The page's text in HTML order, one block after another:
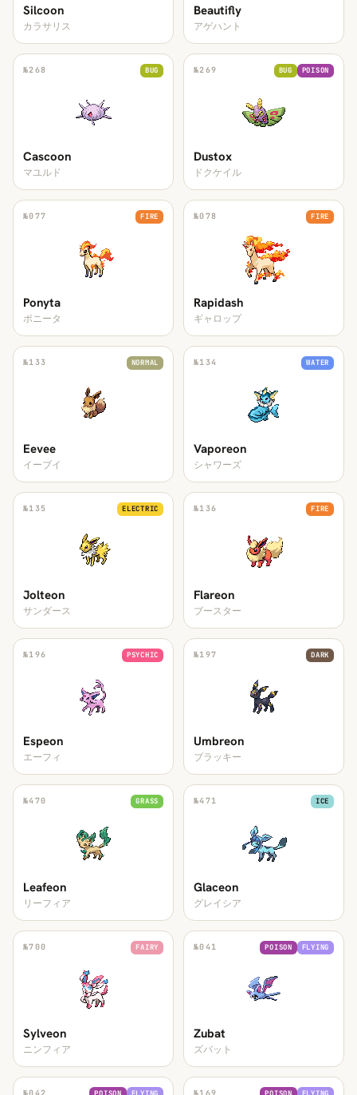
Silcoon
カラサリス
Beautifly
アゲハント
№268 BUG
Cascoon
マユルド
№269 BUG POISON
Dustox
ドクケイル
№077 FIRE
Ponyta
ポニータ
№078 FIRE
Rapidash
ギャロップ
№133 NORMAL
Eevee
イーブイ
№134 WATER
Vaporeon
シャワーズ
№135 ELECTRIC
Jolteon
サンダース
№136 FIRE
Flareon
ブースター
№196 PSYCHIC
Espeon
エーフィ
№197 DARK
Umbreon
ブラッキー
№470 GRASS
Leafeon
リーフィア
№471 ICE
Glaceon
グレイシア
№700 FAIRY
Sylveon
ニンフィア
№041 POISON FLYING
Zubat
ズバット